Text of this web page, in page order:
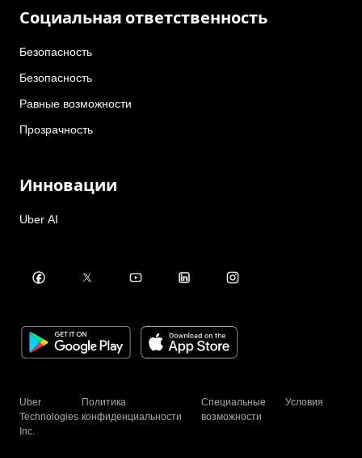
Социальная ответственность
Безопасность
Безопасность
Равные возможности
Прозрачность
Инновации
Uber AI
Uber
Technologies
Inc.
Политика
конфиденциальности
Специальные
возможности
Условия